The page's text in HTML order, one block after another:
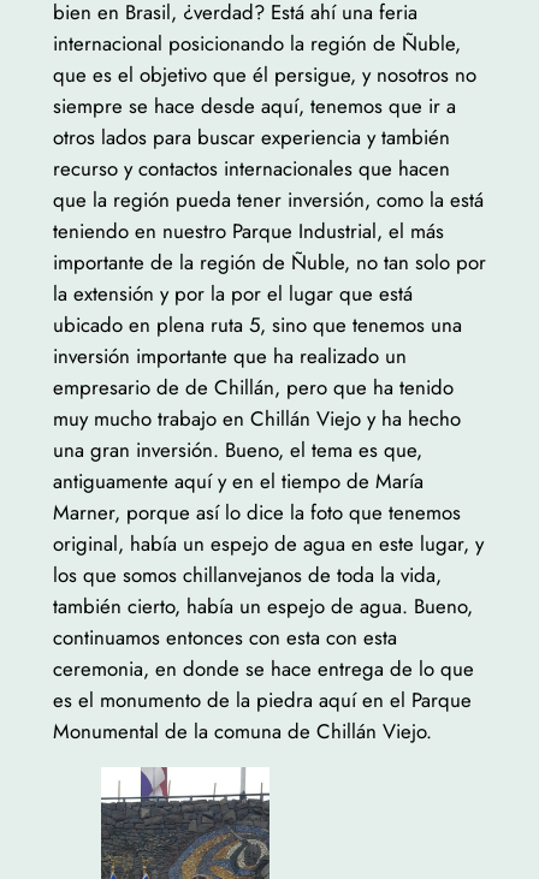
bien en Brasil, ¿verdad? Está ahí una feria
internacional posicionando la región de Ñuble,
que es el objetivo que él persigue, y nosotros no
siempre se hace desde aquí, tenemos que ir a
otros lados para buscar experiencia y también
recurso y contactos internacionales que hacen
que la región pueda tener inversión, como la está
teniendo en nuestro Parque Industrial, el más
importante de la región de Ñuble, no tan solo por
la extensión y por la por el lugar que está
ubicado en plena ruta 5, sino que tenemos una
inversión importante que ha realizado un
empresario de de Chillán, pero que ha tenido
muy mucho trabajo en Chillán Viejo y ha hecho
una gran inversión. Bueno, el tema es que,
antiguamente aquí y en el tiempo de María
Marner, porque así lo dice la foto que tenemos
original, había un espejo de agua en este lugar, y
los que somos chillanvejanos de toda la vida,
también cierto, había un espejo de agua. Bueno,
continuamos entonces con esta con esta
ceremonia, en donde se hace entrega de lo que
es el monumento de la piedra aquí en el Parque
Monumental de la comuna de Chillán Viejo.